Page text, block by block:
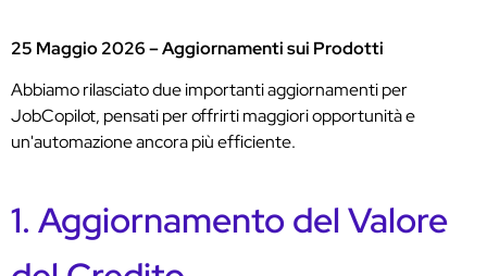
25 Maggio 2026 – Aggiornamenti sui Prodotti
Abbiamo rilasciato due importanti aggiornamenti per
JobCopilot, pensati per offrirti maggiori opportunità e
un'automazione ancora più efficiente.
1. Aggiornamento del Valore